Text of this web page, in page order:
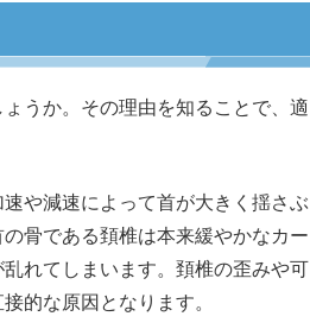
うか。その理由を知ることで、適
や減速によって首が大きく揺さぶ
骨である頚椎は本来緩やかなカー
れてしまいます。頚椎の歪みや可
的な原因となります。